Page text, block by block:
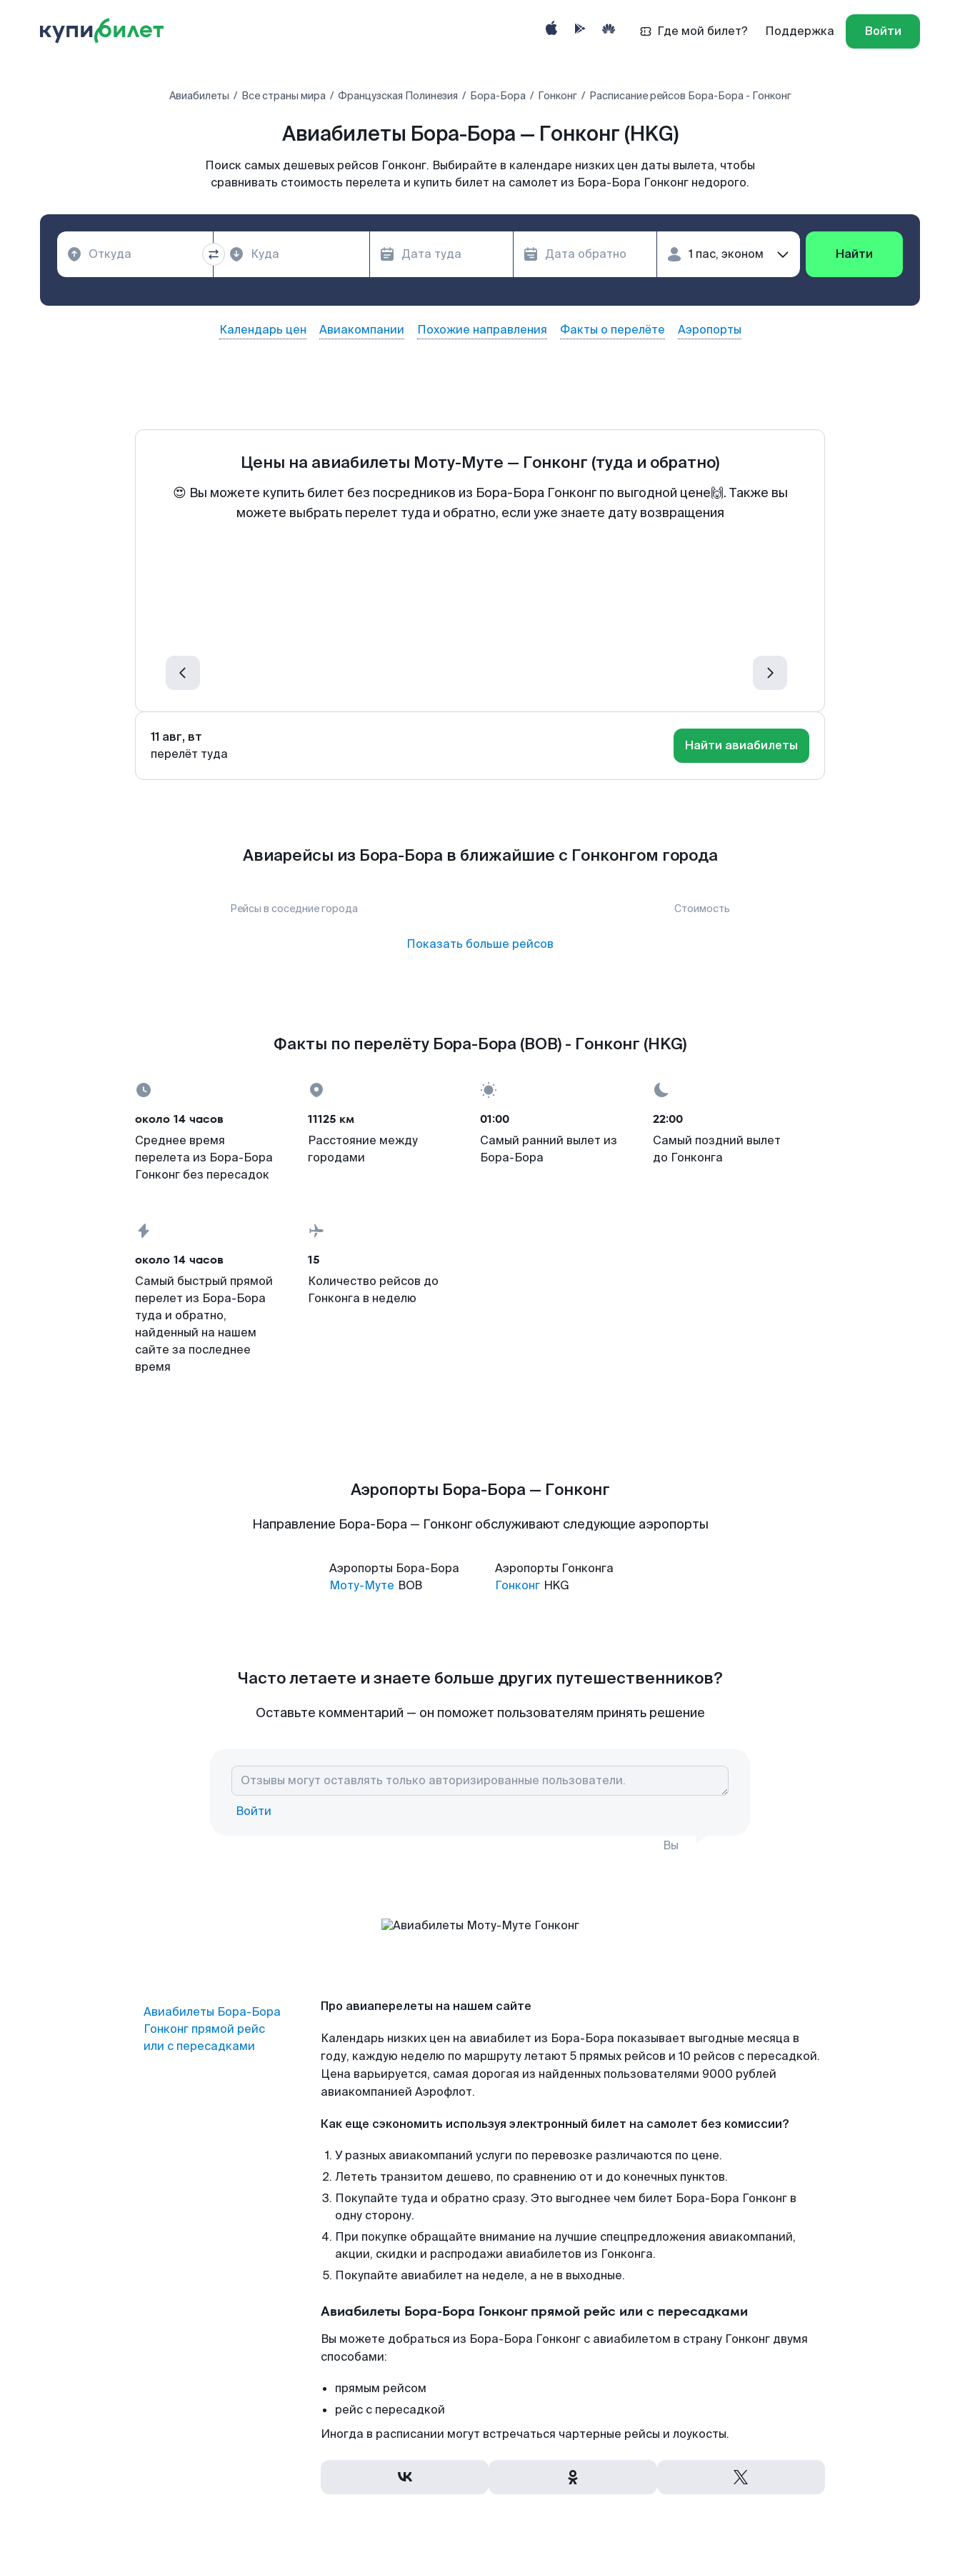
Где мой билет? Поддержка Войти
Авиабилеты Все страны мира Французская Полинезия Бора-Бора Гонконг Расписание рейсов Бора-Бора - Гонконг
Авиабилеты Бора-Бора — Гонконг (HKG)
Поиск самых дешевых рейсов Гонконг. Выбирайте в календаре низких цен даты вылета, чтобы
сравнивать стоимость перелета и купить билет на самолет из Бора-Бора Гонконг недорого.
Найти
Календарь цен Авиакомпании Похожие направления Факты о перелёте Аэропорты
Цены на авиабилеты Моту-Муте — Гонконг (туда и обратно)
😍 Вы можете купить билет без посредников из Бора-Бора Гонконг по выгодной цене🙌. Также вы
можете выбрать перелет туда и обратно, если уже знаете дату возвращения
11 авг, вт
перелёт туда
Найти авиабилеты
Авиарейсы из Бора-Бора в ближайшие с Гонконгом города
Рейсы в соседние города Стоимость
Показать больше рейсов
Факты по перелёту Бора-Бора (BOB) - Гонконг (HKG)
около 14 часов
Среднее время
перелета из Бора-Бора
Гонконг без пересадок
11125 км
Расстояние между
городами
01:00
Самый ранний вылет из
Бора-Бора
22:00
Самый поздний вылет
до Гонконга
около 14 часов
Самый быстрый прямой
перелет из Бора-Бора
туда и обратно,
найденный на нашем
сайте за последнее
время
15
Количество рейсов до
Гонконга в неделю
Аэропорты Бора-Бора — Гонконг
Направление Бора-Бора — Гонконг обслуживают следующие аэропорты
Аэропорты Бора-Бора
Моту-Муте BOB
Аэропорты Гонконга
Гонконг HKG
Часто летаете и знаете больше других путешественников?
Оставьте комментарий — он поможет пользователям принять решение
Войти
Вы
Авиабилеты Бора-Бора
Гонконг прямой рейс
или с пересадками
Про авиаперелеты на нашем сайте
Календарь низких цен на авиабилет из Бора-Бора показывает выгодные месяца в
году, каждую неделю по маршруту летают 5 прямых рейсов и 10 рейсов с пересадкой.
Цена варьируется, самая дорогая из найденных пользователями 9000 рублей
авиакомпанией Аэрофлот.
Как еще сэкономить используя электронный билет на самолет без комиссии?
У разных авиакомпаний услуги по перевозке различаются по цене.
Лететь транзитом дешево, по сравнению от и до конечных пунктов.
Покупайте туда и обратно сразу. Это выгоднее чем билет Бора-Бора Гонконг в
одну сторону.
При покупке обращайте внимание на лучшие спецпредложения авиакомпаний,
акции, скидки и распродажи авиабилетов из Гонконга.
Покупайте авиабилет на неделе, а не в выходные.
Авиабилеты Бора-Бора Гонконг прямой рейс или с пересадками
Вы можете добраться из Бора-Бора Гонконг с авиабилетом в страну Гонконг двумя
способами:
прямым рейсом
рейс с пересадкой
Иногда в расписании могут встречаться чартерные рейсы и лоукосты.